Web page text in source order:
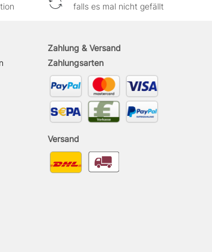
falls es mal nicht gefällt
Zahlung & Versand
Zahlungsarten
Versand